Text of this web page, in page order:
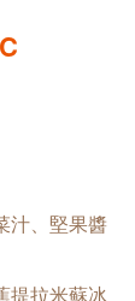
汁、堅果醬
提拉米蘇冰